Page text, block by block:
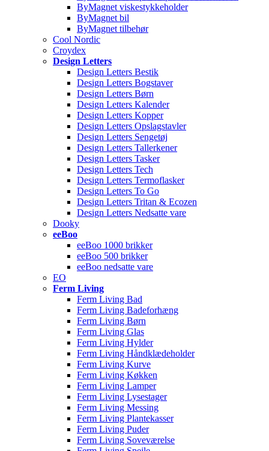
ByMagnet viskestykkeholder
ByMagnet bil
ByMagnet tilbehør
Cool Nordic
Croydex
Design Letters
Design Letters Bestik
Design Letters Bogstaver
Design Letters Børn
Design Letters Kalender
Design Letters Kopper
Design Letters Opslagstavler
Design Letters Sengetøj
Design Letters Tallerkener
Design Letters Tasker
Design Letters Tech
Design Letters Termoflasker
Design Letters To Go
Design Letters Tritan & Ecozen
Design Letters Nedsatte vare
Dooky
eeBoo
eeBoo 1000 brikker
eeBoo 500 brikker
eeBoo nedsatte vare
EO
Ferm Living
Ferm Living Bad
Ferm Living Badeforhæng
Ferm Living Børn
Ferm Living Glas
Ferm Living Hylder
Ferm Living Håndklædeholder
Ferm Living Kurve
Ferm Living Køkken
Ferm Living Lamper
Ferm Living Lysestager
Ferm Living Messing
Ferm Living Plantekasser
Ferm Living Puder
Ferm Living Soveværelse